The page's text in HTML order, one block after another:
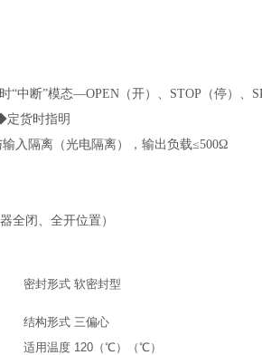
中断”模态—OPEN（开）、STOP（停）、
定货时指明
入隔离（光电隔离），输出负载≤500Ω
全闭、全开位置）
密封形式 软密封型
结构形式 三偏心
适用温度 120（℃）（℃）